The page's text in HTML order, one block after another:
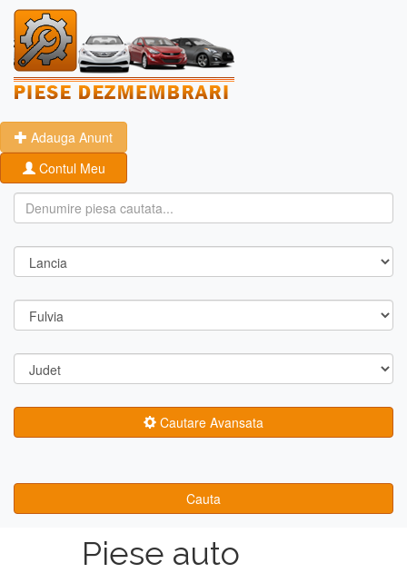
Adauga Anunt
Contul Meu
Cautare Avansata
Cauta
Piese auto